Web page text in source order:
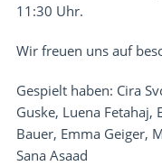
11:30 Uhr.
Wir freuen uns auf
Gespielt haben: Cira
Guske, Luena Fetahaj,
Bauer, Emma Geiger,
Sana Asaad